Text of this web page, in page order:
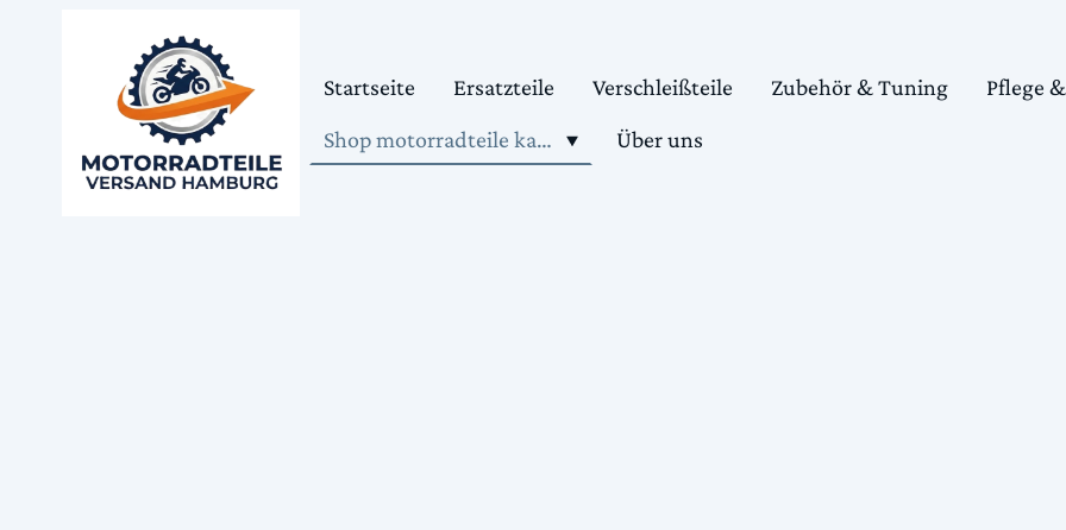
Startseite Ersatzteile Verschleißteile Zubehör & Tuning
Pflege
Shop motorradteile kaufen
Über uns